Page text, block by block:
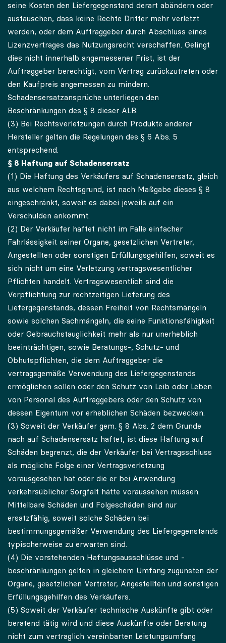
seine Kosten den Liefergegenstand derart abändern oder
austauschen, dass keine Rechte Dritter mehr verletzt
werden, oder dem Auftraggeber durch Abschluss eines
Lizenzvertrages das Nutzungsrecht verschaffen. Gelingt
dies nicht innerhalb angemessener Frist, ist der
Auftraggeber berechtigt, vom Vertrag zurückzutreten oder
den Kaufpreis angemessen zu mindern.
Schadensersatzansprüche unterliegen den
Beschränkungen des § 8 dieser ALB.
(3) Bei Rechtsverletzungen durch Produkte anderer
Hersteller gelten die Regelungen des § 6 Abs. 5
entsprechend.
§ 8 Haftung auf Schadensersatz
(1) Die Haftung des Verkäufers auf Schadensersatz, gleich
aus welchem Rechtsgrund, ist nach Maßgabe dieses § 8
eingeschränkt, soweit es dabei jeweils auf ein
Verschulden ankommt.
(2) Der Verkäufer haftet nicht im Falle einfacher
Fahrlässigkeit seiner Organe, gesetzlichen Vertreter,
Angestellten oder sonstigen Erfüllungsgehilfen, soweit es
sich nicht um eine Verletzung vertragswesentlicher
Pflichten handelt. Vertragswesentlich sind die
Verpflichtung zur rechtzeitigen Lieferung des
Liefergegenstands, dessen Freiheit von Rechtsmängeln
sowie solchen Sachmängeln, die seine Funktionsfähigkeit
oder Gebrauchstauglichkeit mehr als nur unerheblich
beeinträchtigen, sowie Beratungs-, Schutz- und
Obhutspflichten, die dem Auftraggeber die
vertragsgemäße Verwendung des Liefergegenstands
ermöglichen sollen oder den Schutz von Leib oder Leben
von Personal des Auftraggebers oder den Schutz von
dessen Eigentum vor erheblichen Schäden bezwecken.
(3) Soweit der Verkäufer gem. § 8 Abs. 2 dem Grunde
nach auf Schadensersatz haftet, ist diese Haftung auf
Schäden begrenzt, die der Verkäufer bei Vertragsschluss
als mögliche Folge einer Vertragsverletzung
vorausgesehen hat oder die er bei Anwendung
verkehrsüblicher Sorgfalt hätte voraussehen müssen.
Mittelbare Schäden und Folgeschäden sind nur
ersatzfähig, soweit solche Schäden bei
bestimmungsgemäßer Verwendung des Liefergegenstands
typischerweise zu erwarten sind.
(4) Die vorstehenden Haftungsausschlüsse und -
beschränkungen gelten in gleichem Umfang zugunsten der
Organe, gesetzlichen Vertreter, Angestellten und sonstigen
Erfüllungsgehilfen des Verkäufers.
(5) Soweit der Verkäufer technische Auskünfte gibt oder
beratend tätig wird und diese Auskünfte oder Beratung
nicht zum vertraglich vereinbarten Leistungsumfang